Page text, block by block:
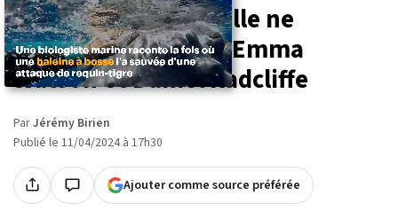
JK Rowling dit qu'elle ne
pardonnera jamais Emma
Watson et Daniel Radcliffe
ParJérémy Birien
Publié le 11/04/2024 à 17h30
Ajouter comme source préférée